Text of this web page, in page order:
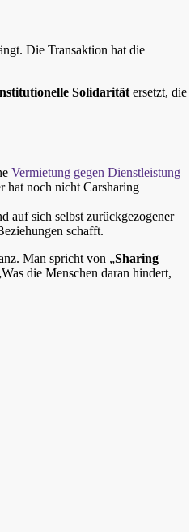
Die Transaktion hat die
Solidarität ersetzt, die
Vermietung gegen Dienstleistung
hat noch nicht Carsharing
auf sich selbst zurückgezogener
schafft.
Man spricht von „Sharing
die Menschen daran hindert,